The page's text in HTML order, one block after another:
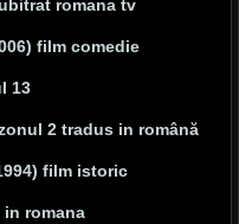
romana tv
film comedie
13
2 tradus in română
film istoric
romana